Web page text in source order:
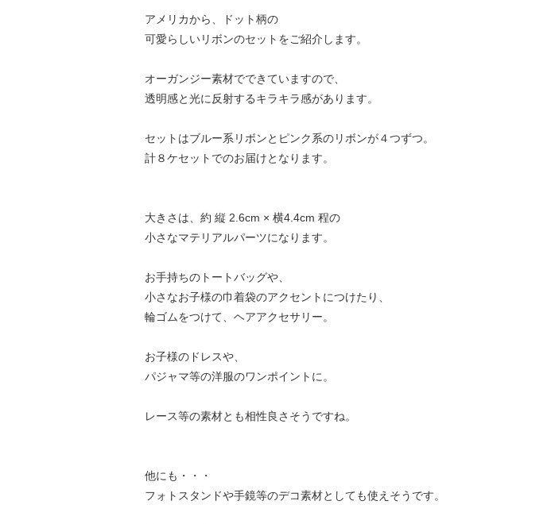
アメリカから、ドット柄の
可愛らしいリボンのセットをご紹介します。
オーガンジー素材でできていますので、
透明感と光に反射するキラキラ感があります。
セットはブルー系リボンとピンク系のリボンが４つずつ。
計８ケセットでのお届けとなります。
大きさは、約 縦 2.6cm × 横4.4cm 程の
小さなマテリアルパーツになります。
お手持ちのトートバッグや、
小さなお子様の巾着袋のアクセントにつけたり、
輪ゴムをつけて、ヘアアクセサリー。
お子様のドレスや、
パジャマ等の洋服のワンポイントに。
レース等の素材とも相性良さそうですね。
他にも・・・
フォトスタンドや手鏡等のデコ素材としても使えそうです。